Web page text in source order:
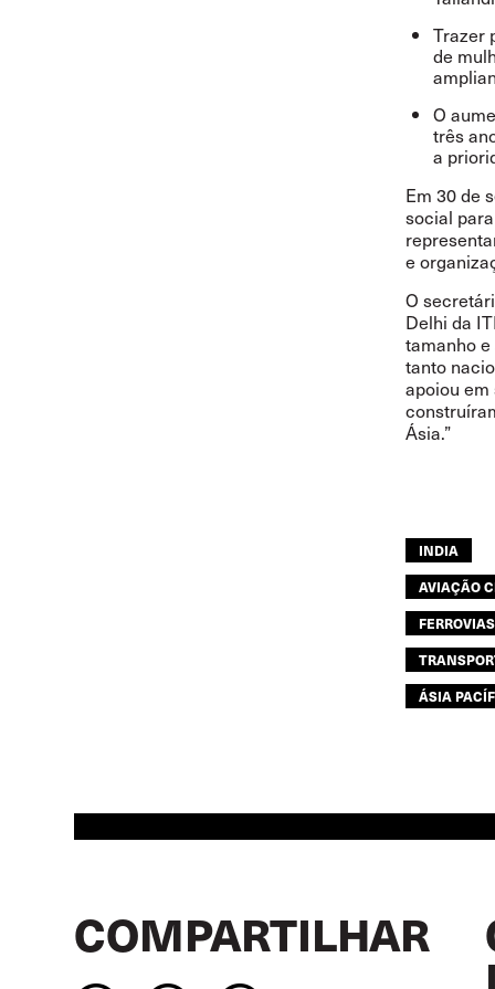
Trazer
de
O
três
a
Em 30 de
social
e
O
Delhi da
tamanho
tanto
apoiou
Ásia.”
INDIA
AVIAÇÃO
FERROVIAS
ÁSIA
COMPARTILHAR